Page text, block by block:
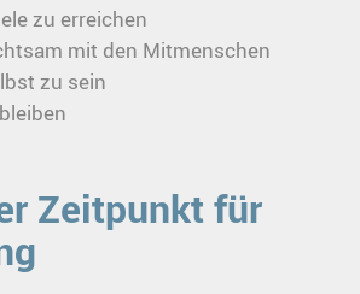
zu erreichen
mit den Mitmenschen
zu sein
Zeitpunkt für